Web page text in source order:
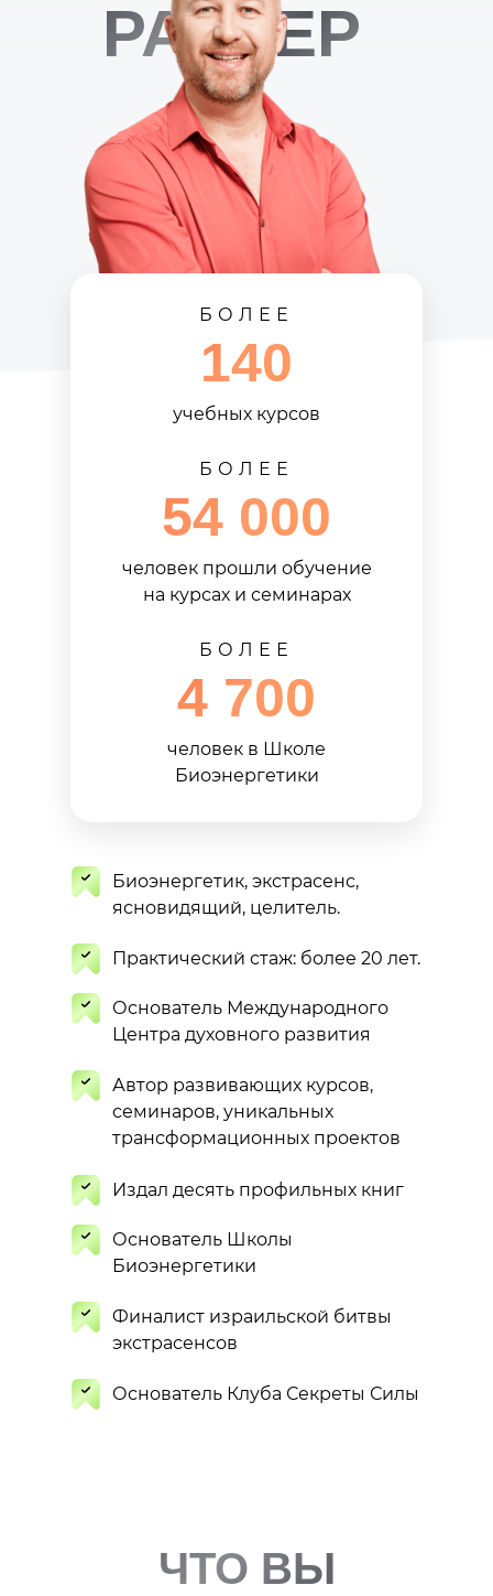
РАТНЕР
Биоэнергетик, экстрасенс,
ясновидящий, целитель.
Практический стаж: более 20 лет.
Автор развивающих курсов,
семинаров, уникальных
трансформационных проектов
Основатель Школы
Биоэнергетики
Основатель Клуба Секреты Силы
Основатель Международного
Центра духовного развития
Издал десять профильных книг
Финалист израильской битвы
экстрасенсов
БОЛЕЕ
4 700
учебных курсов
БОЛЕЕ
140
человек прошли обучение
на курсах и семинарах
БОЛЕЕ
54 000
человек в Школе
Биоэнергетики
ЧТО ВЫ